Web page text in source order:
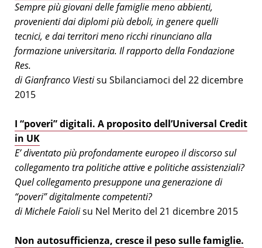
Sempre più giovani delle famiglie meno abbienti,
provenienti dai diplomi più deboli, in genere quelli
tecnici, e dai territori meno ricchi rinunciano alla
formazione universitaria. Il rapporto della Fondazione
Res.
di Gianfranco Viestisu Sbilanciamoci del 22 dicembre
2015
I “poveri” digitali. A proposito dell’Universal Credit
in UK
E’ diventato più profondamente europeo il discorso sul
collegamento tra politiche attive e politiche assistenziali?
Quel collegamento presuppone una generazione di
“poveri” digitalmente competenti?
di Michele Faiolisu Nel Merito del 21 dicembre 2015
Non autosufficienza, cresce il peso sulle famiglie.